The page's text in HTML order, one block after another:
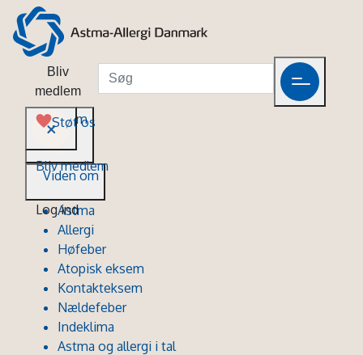
Bliv
medlem
Støt os
Bliv medlem
Log ind
Viden om
Viden om
Astma
Allergi
Høfeber
Atopisk eksem
Kontakteksem
Nældefeber
Indeklima
Astma og allergi i tal